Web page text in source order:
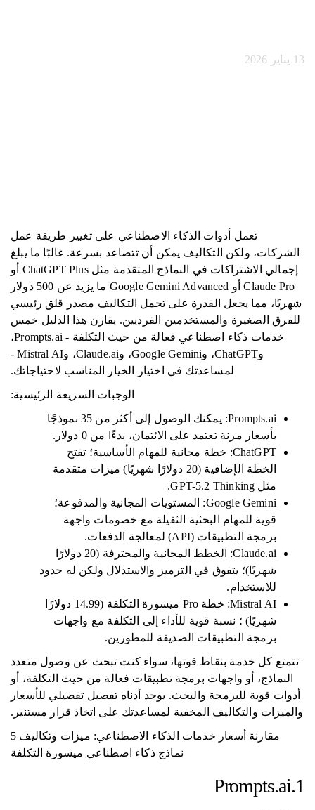
13 يناير 2026
تعمل أدوات الذكاء الاصطناعي على تغيير طريقة عمل
الشركات، ولكن التكاليف يمكن أن تتصاعد بسرعة. غالبًا ما يبلغ
إجمالي الاشتراكات في النماذج المتقدمة مثل ChatGPT Plus أو
Claude Pro أو Google Gemini Advanced ما يزيد عن 500 دولار
شهريًا، مما يجعل القدرة على تحمل التكاليف مصدر قلق رئيسي
للفرق الصغيرة والمستخدمين الفرديين. يقارن هذا الدليل خمس
خدمات ذكاء اصطناعي فعالة من حيث التكلفة - Prompts.ai،
وChatGPT، وGoogle Gemini، وClaude.ai، وMistral AI -
لمساعدتك في اختيار الخيار المناسب لاحتياجاتك.
الوجبات السريعة الرئيسية:
Prompts.ai: يمكنك الوصول إلى أكثر من 35 نموذجًا
بأسعار مرنة تعتمد على الائتمان، بدءًا من 0 دولار.
ChatGPT: خطة مجانية للمهام الأساسية؛ تفتح
الخطة الإضافية (20 دولارًا شهريًا) ميزات متقدمة
مثل GPT-5.2 Thinking.
Google Gemini: المستويات المجانية والمدفوعة؛
قوية للمهام البحثية الثقيلة مع خصومات واجهة
برمجة التطبيقات (API) لمعالجة الدفعات.
Claude.ai: الخطط المجانية والمحترفة (20 دولارًا
شهريًا)؛ يتفوق في الترميز والاستدلال ولكن له حدود
للاستخدام.
Mistral AI: خطة Pro ميسورة التكلفة (14.99 دولارًا
شهريًا) ؛ نسبة قوية للأداء إلى التكلفة مع واجهات
برمجة التطبيقات الصديقة للمطورين.
تتمتع كل خدمة بنقاط قوتها، سواء كنت تبحث عن وصول متعدد
النماذج، أو واجهات برمجة تطبيقات فعالة من حيث التكلفة، أو
أدوات قوية للبرمجة والبحث. يوجد أدناه تفصيل تفصيلي للأسعار
والميزات والتكاليف المخفية لمساعدتك على اتخاذ قرار مستنير.
مقارنة أسعار خدمات الذكاء الاصطناعي: ميزات وتكاليف 5
نماذج ذكاء اصطناعي ميسورة التكلفة
1.Prompts.ai